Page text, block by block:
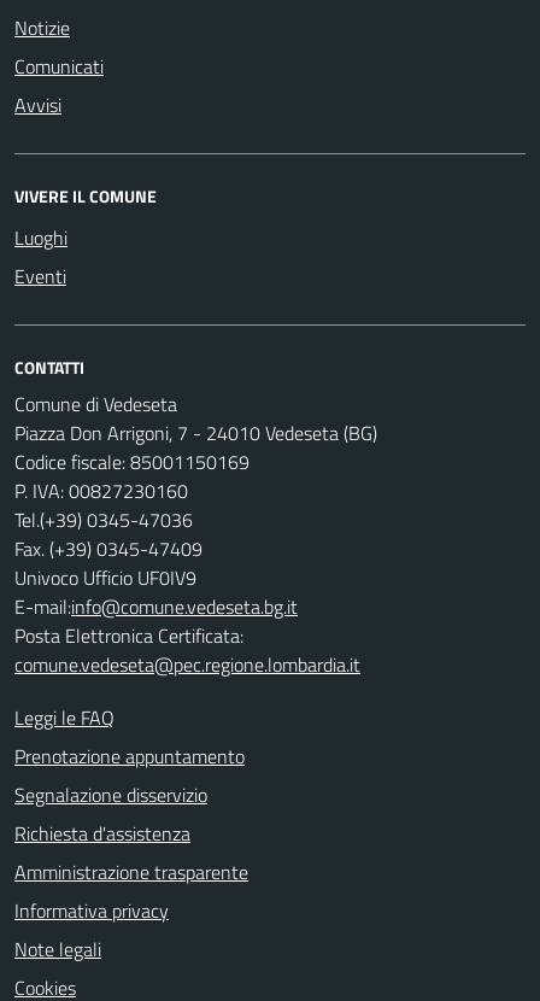
Notizie
Comunicati
Avvisi
VIVERE IL COMUNE
Luoghi
Eventi
CONTATTI
Comune di Vedeseta
Piazza Don Arrigoni, 7 - 24010 Vedeseta (BG)
Codice fiscale: 85001150169
P. IVA: 00827230160
Tel.(+39) 0345-47036
Fax. (+39) 0345-47409
Univoco Ufficio UF0IV9
E-mail:info@comune.vedeseta.bg.it
Posta Elettronica Certificata:
comune.vedeseta@pec.regione.lombardia.it
Leggi le FAQ
Prenotazione appuntamento
Segnalazione disservizio
Richiesta d'assistenza
Amministrazione trasparente
Informativa privacy
Note legali
Cookies